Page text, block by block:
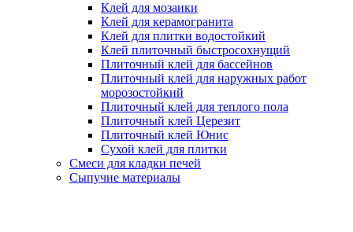
Клей для мозаики
Клей для керамогранита
Клей для плитки водостойкий
Клей плиточный быстросохнущий
Плиточный клей для бассейнов
Плиточный клей для наружных работ
морозостойкий
Плиточный клей для теплого пола
Плиточный клей Церезит
Плиточный клей Юнис
Сухой клей для плитки
Смеси для кладки печей
Сыпучие материалы